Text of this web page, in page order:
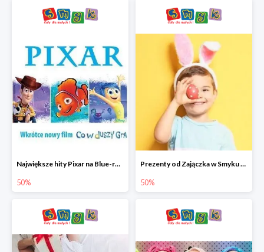
Największe hity Pixar na Blue-rey i DVD w Smyku - drugi film -50%
50%
Prezenty od Zajączka w Smyku do -50%
50%